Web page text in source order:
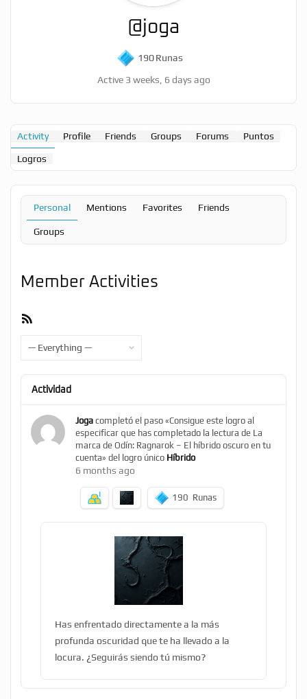
@joga
190Runas
Active 3 weeks, 6 days ago
Activity Profile Friends Groups Forums Puntos
Logros
Personal Mentions Favorites Friends
Groups
Member Activities
Actividad
Joga completó el paso «Consigue este logro al
especificar que has completado la lectura de La
marca de Odín: Ragnarok – El híbrido oscuro en tu
cuenta» del logro único Híbrido
6 months ago
190 Runas
Has enfrentado directamente a la más
profunda oscuridad que te ha llevado a la
locura. ¿Seguirás siendo tú mismo?